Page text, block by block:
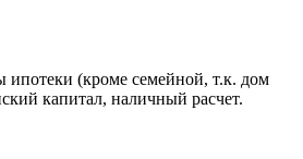
ипотеки (кроме семейной, т.к. дом
капитал, наличный расчет.